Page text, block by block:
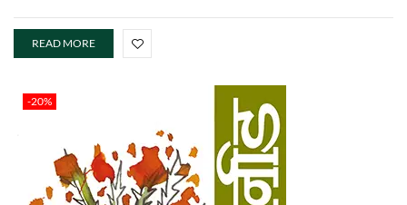
READ MORE
-20%